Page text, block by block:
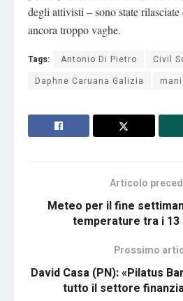
degli attivisti – sono state
ancora troppo vaghe.
Tags: Antonio Di Pietro
Civil
Daphne Caruana Galizia
Articolo
Meteo per il fine
temperature tra i 13
Prossimo
David Casa (PN): «Pilatus
tutto il settore